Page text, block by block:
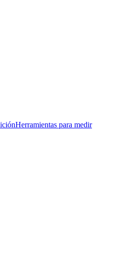
Herramientas para medir